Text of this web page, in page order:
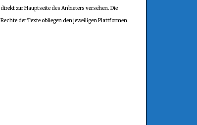
direkt zur Hauptseite des Anbieters versehen. Die
Rechte der Texte obliegen den jeweiligen Plattformen.